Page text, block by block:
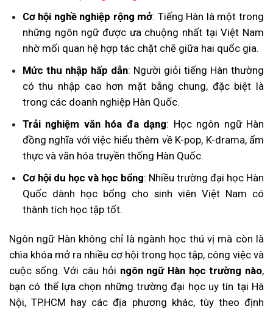
Cơ hội nghề nghiệp rộng mở: Tiếng Hàn là một trong
những ngôn ngữ được ưa chuộng nhất tại Việt Nam
nhờ mối quan hệ hợp tác chặt chẽ giữa hai quốc gia.
Mức thu nhập hấp dẫn: Người giỏi tiếng Hàn thường
có thu nhập cao hơn mặt bằng chung, đặc biệt là
trong các doanh nghiệp Hàn Quốc.
Trải nghiệm văn hóa đa dạng: Học ngôn ngữ Hàn
đồng nghĩa với việc hiểu thêm về K-pop, K-drama, ẩm
thực và văn hóa truyền thống Hàn Quốc.
Cơ hội du học và học bổng: Nhiều trường đại học Hàn
Quốc dành học bổng cho sinh viên Việt Nam có
thành tích học tập tốt.
Ngôn ngữ Hàn không chỉ là ngành học thú vị mà còn là
chìa khóa mở ra nhiều cơ hội trong học tập, công việc và
cuộc sống. Với câu hỏi ngôn ngữ Hàn học trường nào,
bạn có thể lựa chọn những trường đại học uy tín tại Hà
Nội, TP.HCM hay các địa phương khác, tùy theo định